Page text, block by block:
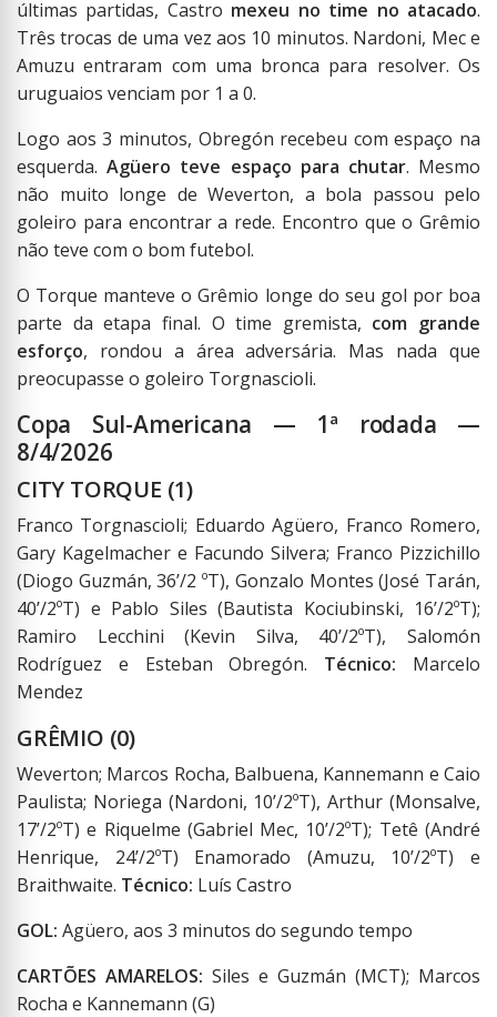
últimas partidas, Castro mexeu no time no atacado.
Três trocas de uma vez aos 10 minutos. Nardoni, Mec e
Amuzu entraram com uma bronca para resolver. Os
uruguaios venciam por 1 a 0.
Logo aos 3 minutos, Obregón recebeu com espaço na
esquerda.Agüero teve espaço para chutar. Mesmo
não muito longe de Weverton, a bola passou pelo
goleiro para encontrar a rede. Encontro que o Grêmio
não teve com o bom futebol.
O Torque manteve o Grêmio longe do seu gol por boa
parte da etapa final. O time gremista, com grande
esforço, rondou a área adversária. Mas nada que
preocupasse o goleiro Torgnascioli.
Copa Sul-Americana — 1ª rodada —
8/4/2026
CITY TORQUE (1)
Franco Torgnascioli; Eduardo Agüero, Franco Romero,
Gary Kagelmacher e Facundo Silvera; Franco Pizzichillo
(Diogo Guzmán, 36’/2 ºT), Gonzalo Montes (José Tarán,
40’/2ºT) e Pablo Siles (Bautista Kociubinski, 16’/2ºT);
Ramiro Lecchini (Kevin Silva, 40’/2ºT), Salomón
Rodríguez e Esteban Obregón. Técnico: Marcelo
Mendez
GRÊMIO (0)
Weverton; Marcos Rocha, Balbuena, Kannemann e Caio
Paulista; Noriega (Nardoni, 10’/2ºT), Arthur (Monsalve,
17’/2ºT) e Riquelme (Gabriel Mec, 10’/2ºT); Tetê (André
Henrique, 24’/2ºT) Enamorado (Amuzu, 10’/2ºT) e
Braithwaite. Técnico: Luís Castro
GOL: Agüero, aos 3 minutos do segundo tempo
CARTÕES AMARELOS: Siles e Guzmán (MCT); Marcos
Rocha e Kannemann (G)